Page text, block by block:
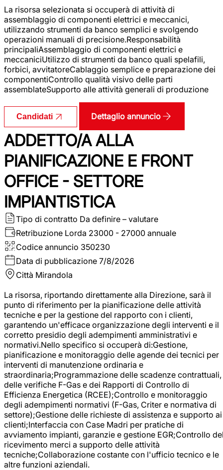
La risorsa selezionata si occuperà di attività di
assemblaggio di componenti elettrici e meccanici,
utilizzando strumenti da banco semplici e svolgendo
operazioni manuali di precisione.Responsabilità
principaliAssemblaggio di componenti elettrici e
meccaniciUtilizzo di strumenti da banco quali spelafili,
forbici, avvitatoreCablaggio semplice e preparazione dei
componentiControllo qualità visivo delle parti
assemblateSupporto alle attività generali di produzione
Candidati Dettaglio annuncio
ADDETTO/A ALLA
PIANIFICAZIONE E FRONT
OFFICE - SETTORE
IMPIANTISTICA
Tipo di contratto Da definire – valutare
Retribuzione Lorda 23000 - 27000 annuale
Codice annuncio 350230
Data di pubblicazione 7/8/2026
Città Mirandola
La risorsa, riportando direttamente alla Direzione, sarà il
punto di riferimento per la pianificazione delle attività
tecniche e per la gestione del rapporto con i clienti,
garantendo un'efficace organizzazione degli interventi e il
corretto presidio degli adempimenti amministrativi e
normativi.Nello specifico si occuperà di:Gestione,
pianificazione e monitoraggio delle agende dei tecnici per
interventi di manutenzione ordinaria e
straordinaria;Programmazione delle scadenze contrattuali,
delle verifiche F-Gas e dei Rapporti di Controllo di
Efficienza Energetica (RCEE);Controllo e monitoraggio
degli adempimenti normativi (F-Gas, Criter e normativa di
settore);Gestione delle richieste di assistenza e supporto ai
clienti;Interfaccia con Case Madri per pratiche di
avviamento impianti, garanzie e gestione EGR;Controllo
ricevimento merci a supporto delle attività
tecniche;Collaborazione costante con l'ufficio tecnico e le
altre funzioni aziendali.